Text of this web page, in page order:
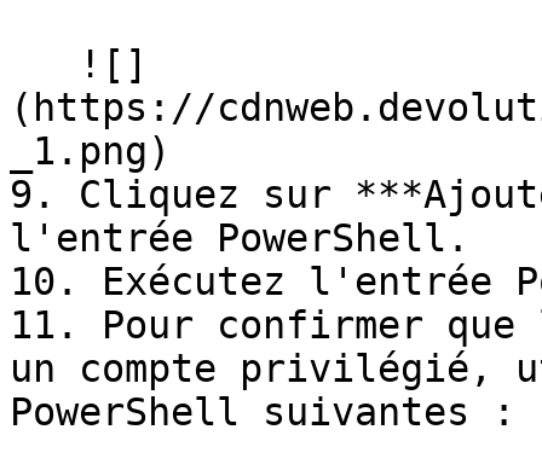
(https://
_1.png)
9. Cliquez sur
l'entrée PowerShell.
10. Exécutez l'entrée
11. Pour confirmer
un compte privilégié,
PowerShell suivantes :